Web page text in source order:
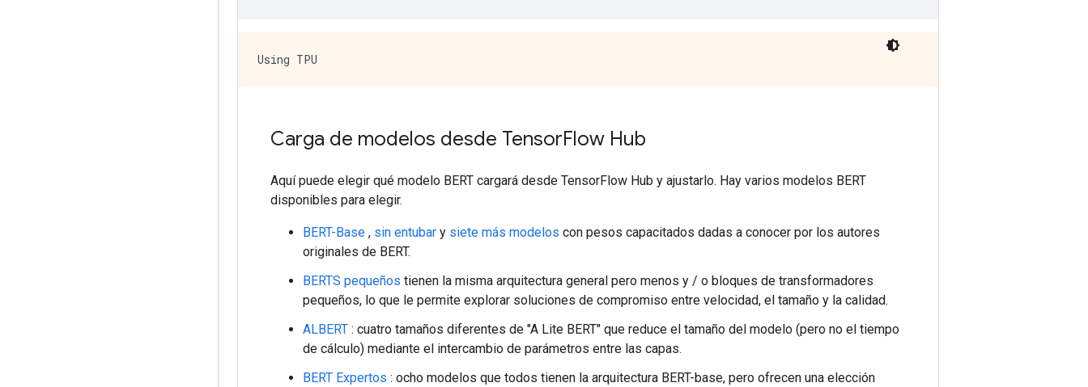
Carga de modelos desde TensorFlow Hub
Aquí puede elegir qué modelo BERT cargará desde TensorFlow Hub y ajustarlo. Hay varios modelos BERT
disponibles para elegir.
BERT-Base , sin entubar y siete más modelos con pesos capacitados dadas a conocer por los autores
originales de BERT.
BERTS pequeños tienen la misma arquitectura general pero menos y / o bloques de transformadores
pequeños, lo que le permite explorar soluciones de compromiso entre velocidad, el tamaño y la calidad.
ALBERT : cuatro tamaños diferentes de "A Lite BERT" que reduce el tamaño del modelo (pero no el tiempo
de cálculo) mediante el intercambio de parámetros entre las capas.
BERT Expertos : ocho modelos que todos tienen la arquitectura BERT-base, pero ofrecen una elección